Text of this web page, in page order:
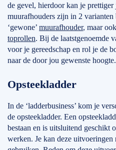
de gevel, hierdoor kan je
muurafhouders zijn in 2 varianten
‘gewone’ muurafhouder, maar
toprollen. Bij de laatstgenoemde
voor je gereedschap en rol je de
naar de door jou gewenste hoogte.
Opsteekladder
In de ‘ladderbusiness’ kom je
de opsteekladder. Een
bestaan en is uitsluitend geschikt
werken. Je kan deze